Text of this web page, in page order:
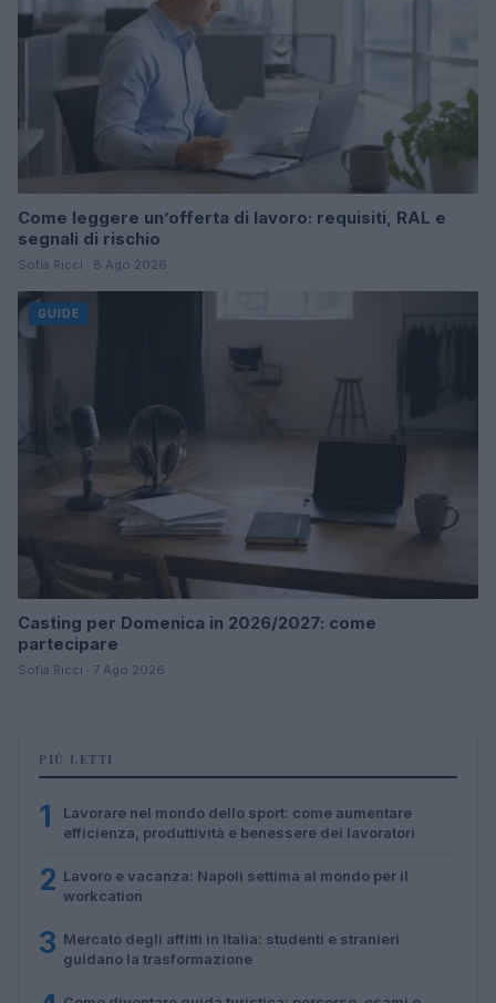
Come leggere un’offerta di lavoro: requisiti, RAL e
segnali di rischio
Sofia Ricci · 8 Ago 2026
GUIDE
Casting per Domenica in 2026/2027: come
partecipare
Sofia Ricci · 7 Ago 2026
PIÙ LETTI
1
Lavorare nel mondo dello sport: come aumentare
efficienza, produttività e benessere dei lavoratori
2 Lavoro e vacanza: Napoli settima al mondo per il
workcation
3 Mercato degli affitti in Italia: studenti e stranieri
guidano la trasformazione